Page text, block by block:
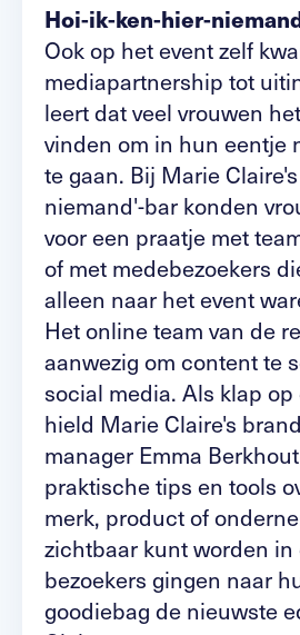
Hoi-ik-ken-hier-
Ook op het event zelf
mediapartnership tot
leert dat veel vrouwen
vinden om in hun eentje
te gaan. Bij Marie
niemand'-bar konden
voor een praatje met
of met medebezoekers
alleen naar het event
Het online team van de
aanwezig om content te
social media. Als klap
hield Marie Claire's
manager Emma
praktische tips en tools
merk, product of
zichtbaar kunt worden
bezoekers gingen naar
goodiebag de nieuwste